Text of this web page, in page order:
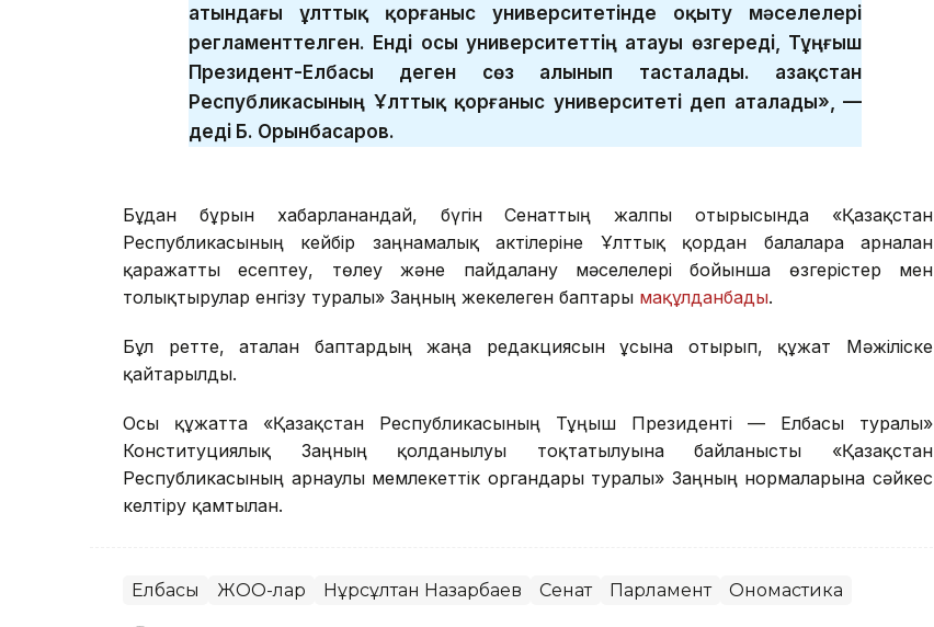
атындағы ұлттық қорғаныс университетінде оқыту мәселелері
регламенттелген. Енді осы университеттің атауы өзгереді, Тұңғыш
Президент-Елбасы деген сөз алынып тасталады. Қазақстан
Республикасының Ұлттық қорғаныс университеті деп аталады», —
деді Б. Орынбасаров.
Бұдан бұрын хабарланғандай, бүгін Сенаттың жалпы отырысында «Қазақстан
Республикасының кейбір заңнамалық актілеріне Ұлттық қордан балаларға арналған
қаражатты есептеу, төлеу және пайдалану мәселелері бойынша өзгерістер мен
толықтырулар енгізу туралы» Заңның жекелеген баптары мақұлданбады.
Бұл ретте, аталған баптардың жаңа редакциясын ұсына отырып, құжат Мәжіліске
қайтарылды.
Осы құжатта «Қазақстан Республикасының Тұңғыш Президенті — Елбасы туралы»
Конституциялық Заңның қолданылуы тоқтатылуына байланысты «Қазақстан
Республикасының арнаулы мемлекеттік органдары туралы» Заңның нормаларына сәйкес
келтіру қамтылған.
Елбасы ЖОО-лар Нұрсұлтан Назарбаев Сенат Парламент Ономастика